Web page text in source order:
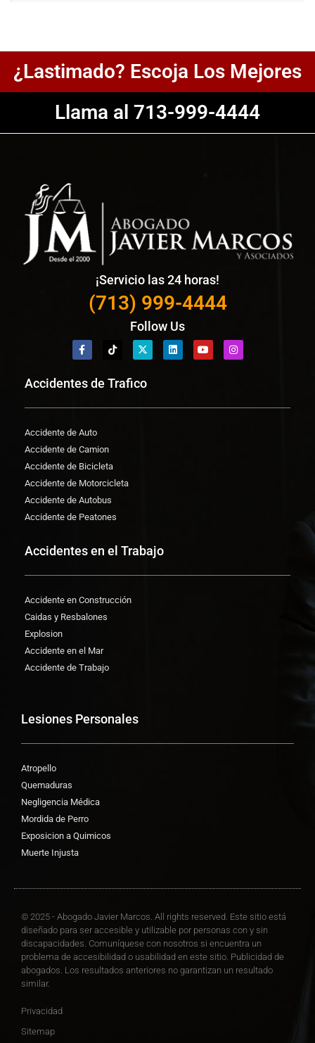
¿Lastimado? Escoja Los Mejores
Llama al 713-999-4444
¡Servicio las 24 horas!
(713) 999-4444
Follow Us
Accidentes de Trafico
Accidente de Auto
Accidente de Camion
Accidente de Bicicleta
Accidente de Motorcicleta
Accidente de Autobus
Accidente de Peatones
Accidentes en el Trabajo
Accidente en Construcción
Caidas y Resbalones
Explosion
Accidente en el Mar
Accidente de Trabajo
Lesiones Personales
Atropello
Quemaduras
Negligencia Médica
Mordida de Perro
Exposicion a Quimicos
Muerte Injusta
© 2025 - Abogado Javier Marcos. All rights reserved. Este sitio está
diseñado para ser accesible y utilizable por personas con y sin
discapacidades. Comuníquese con nosotros si encuentra un
problema de accesibilidad o usabilidad en este sitio. Publicidad de
abogados. Los resultados anteriores no garantizan un resultado
similar.
Privacidad
Sitemap